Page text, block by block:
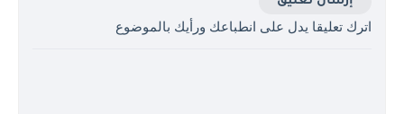
اترك تعليقا يدل على انطباعك ورأيك بالموضوع